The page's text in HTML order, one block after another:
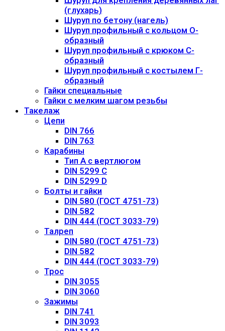
(глухарь)
Шуруп по бетону (нагель)
Шуруп профильный с кольцом О-
образный
Шуруп профильный с крюком С-
образный
Шуруп профильный с костылем Г-
образный
Гайки специальные
Гайки с мелким шагом резьбы
Такелаж
Цепи
DIN 766
DIN 763
Карабины
Тип А с вертлюгом
DIN 5299 С
DIN 5299 D
Болты и гайки
DIN 580 (ГОСТ 4751-73)
DIN 582
DIN 444 (ГОСТ 3033-79)
Талреп
DIN 580 (ГОСТ 4751-73)
DIN 582
DIN 444 (ГОСТ 3033-79)
Трос
DIN 3055
DIN 3060
Зажимы
DIN 741
DIN 3093